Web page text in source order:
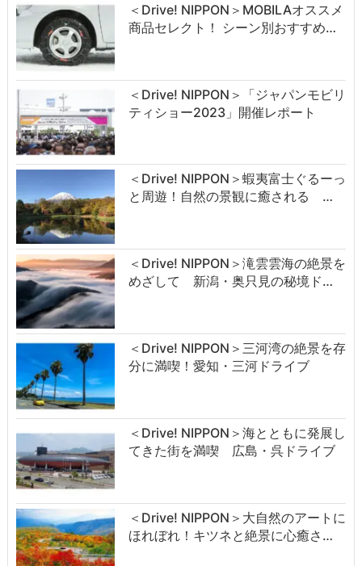
＜Drive! NIPPON＞MOBILAオススメ
商品セレクト！ シーン別おすすめ…
＜Drive! NIPPON＞「ジャパンモビリ
ティショー2023」開催レポート
＜Drive! NIPPON＞蝦夷富士ぐるーっ
と周遊！自然の景観に癒される …
＜Drive! NIPPON＞滝雲雲海の絶景を
めざして 新潟・奥只見の秘境ド…
＜Drive! NIPPON＞三河湾の絶景を存
分に満喫！愛知・三河ドライブ
＜Drive! NIPPON＞海とともに発展し
てきた街を満喫 広島・呉ドライブ
＜Drive! NIPPON＞大自然のアートに
ほれぼれ！キツネと絶景に心癒さ…